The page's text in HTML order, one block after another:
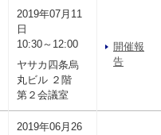
2019年07月11
日
10:30～12:00
ヤサカ四条烏
丸ビル ２階
第２会議室
開催報
告
2019年06月26